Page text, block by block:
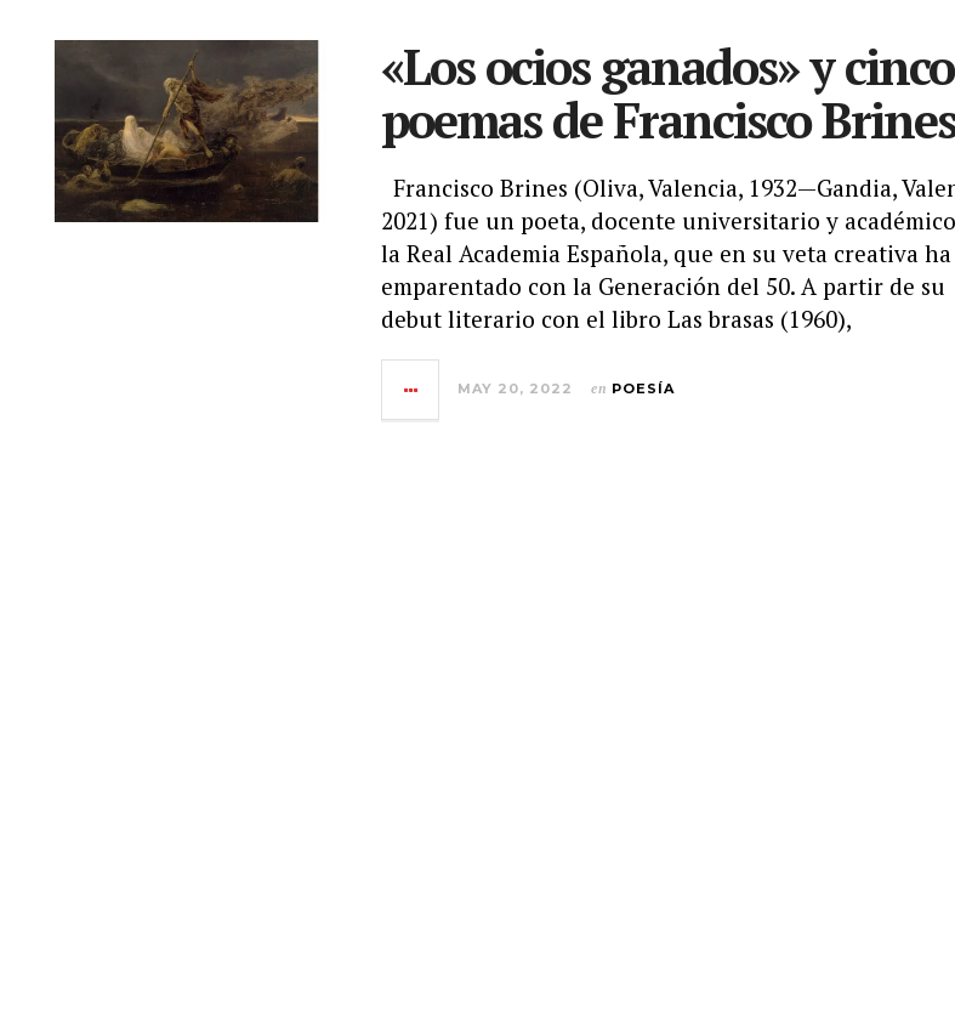
«Los ocios ganados» y cinco
poemas de Francisco
Francisco Brines (Oliva, Valencia, 1932—Gandia,
2021) fue un poeta, docente universitario y
la Real Academia Española, que en su veta creativa
emparentado con la Generación del 50. A partir de su
debut literario con el libro Las brasas (1960),
MAY 20, 2022 en POESÍA